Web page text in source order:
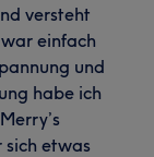
versteht
einfach
und
habe ich
sich etwas